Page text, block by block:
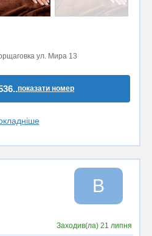
ул. Мира 13
показати номер
B
Заходив(ла) 21 липня